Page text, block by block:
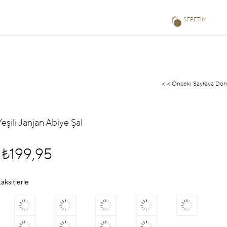
SEPETIM
< < Önceki Sayfaya Dön
Janjan Abiye Şal
₺199,95